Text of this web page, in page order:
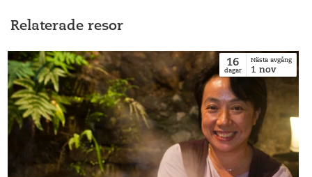
Relaterade resor
16
dagar
Nästa avgång
1nov